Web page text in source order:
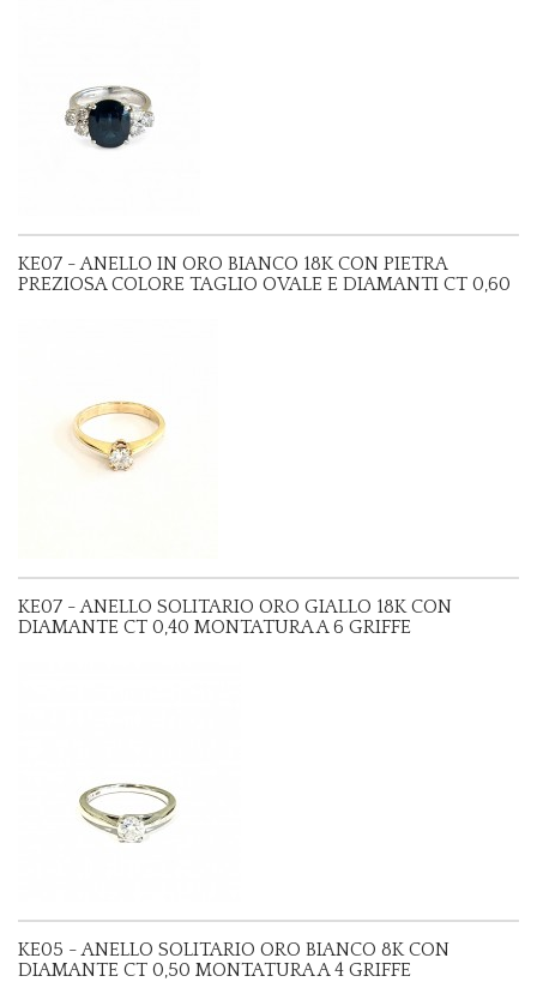
KE07 - ANELLO IN ORO BIANCO 18K CON PIETRA
PREZIOSA COLORE TAGLIO OVALE E DIAMANTI CT 0,60
KE07 - ANELLO SOLITARIO ORO GIALLO 18K CON
DIAMANTE CT 0,40 MONTATURA A 6 GRIFFE
KE05 - ANELLO SOLITARIO ORO BIANCO 8K CON
DIAMANTE CT 0,50 MONTATURA A 4 GRIFFE